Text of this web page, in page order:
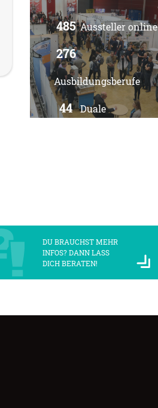
485Aussteller online
276
Ausbildungsberufe
44 Duale
DU BRAUCHST MEHR
INFOS? DANN LASS
DICH BERATEN!